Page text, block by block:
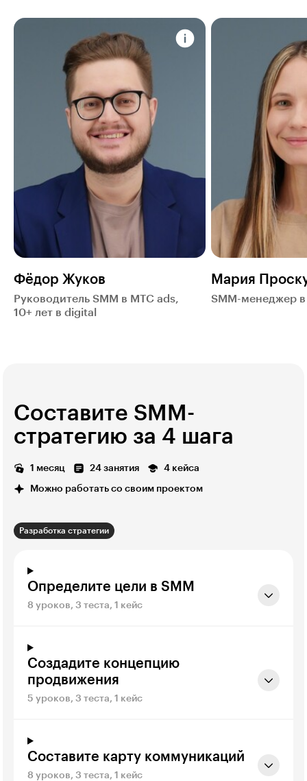
Фёдор Жуков
Руководитель SMM в МТС ads,
10+ лет в digital
Мария
SMM-менеджер
Составите SMM-
стратегию за 4 шага
1 месяц 24 занятия 4 кейса
Можно работать со своим проектом
Разработка стратегии
Определите цели в SMM
8 уроков, 3 теста, 1 кейс
Создадите концепцию
продвижения
5 уроков, 3 теста, 1 кейс
Составите карту коммуникаций
8 уроков, 3 теста, 1 кейс